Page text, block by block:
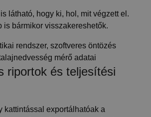
látható, hogy ki, hol, mit végzett el.
is bármikor visszakereshetők.
riportok és teljesítési
kattintással exportálhatóak a